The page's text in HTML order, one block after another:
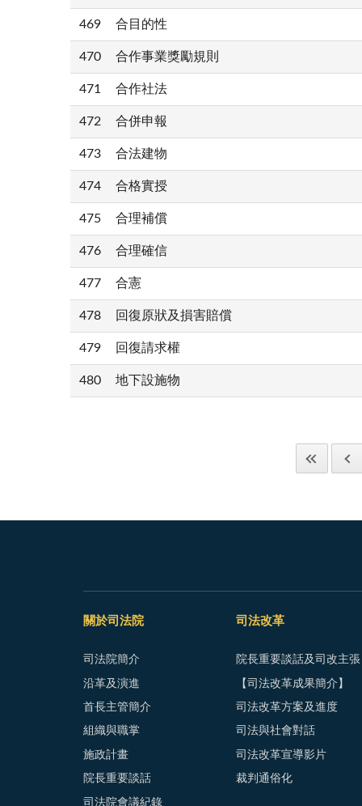
469 合目的性
470 合作事業獎勵規則
471 合作社法
472 合併申報
473 合法建物
474 合格實授
475 合理補償
476 合理確信
477 合憲
478 回復原狀及損害賠償
479 回復請求權
480 地下設施物
關於司法院
司法院簡介
沿革及演進
首長主管簡介
組織與職掌
施政計畫
院長重要談話
司法院會議紀錄
司法改革
院長重要談話及司改主張
【司法改革成果簡介】
司法改革方案及進度
司法與社會對話
司法改革宣導影片
裁判通俗化